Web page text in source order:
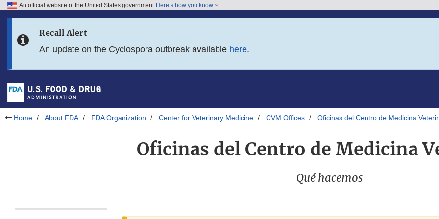
Skip to FDA Search
Skip to footer links
An official website of the United States government Here’s how you know
Recall Alert
An update on the Cyclospora outbreak available here.
Home About FDA FDA Organization Center for Veterinary Medicine CVM Offices Oficinas del Centro de Medicina
Oficinas del Centro de Medicina
Qué hacemos